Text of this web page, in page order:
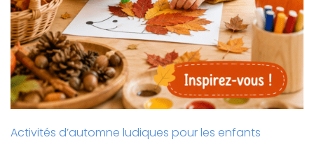
Activités d’automne ludiques pour les enfants